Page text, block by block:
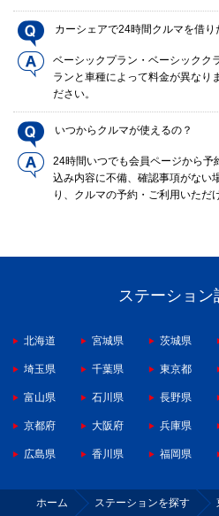
カーシェアで24時間クルマを借り
ベーシックプラン・ベーシックク
ランと車種によって料金が異なり
ださい。
いつからクルマが使えるの？
24時間いつでも会員ページから予
込み内容に不備、確認事項がない
り、クルマの予約・ご利用いただ
ステーション
北海道 宮城県 茨城県
埼玉県 千葉県 東京都
富山県 石川県 長野県
京都府 大阪府 兵庫県
広島県 香川県 福岡県
ホーム ステーションを探す